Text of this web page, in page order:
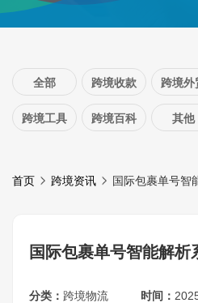
全部 跨境收款 跨境外
跨境工具 跨境百科 其他
首页 跨境资讯 国际包裹单号智
国际包裹单号智能解析
分类： 跨境物流 时间：